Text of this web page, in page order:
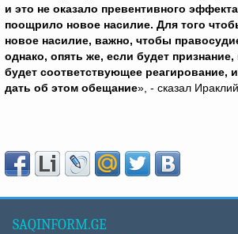
и это не оказало превентивного
поощрило новое насилие. Для того
новое насилие, важно, чтобы
однако, опять же, если будет признание,
будет соответствующее
дать об этом обещание», - сказал
SAQINFORM.GE